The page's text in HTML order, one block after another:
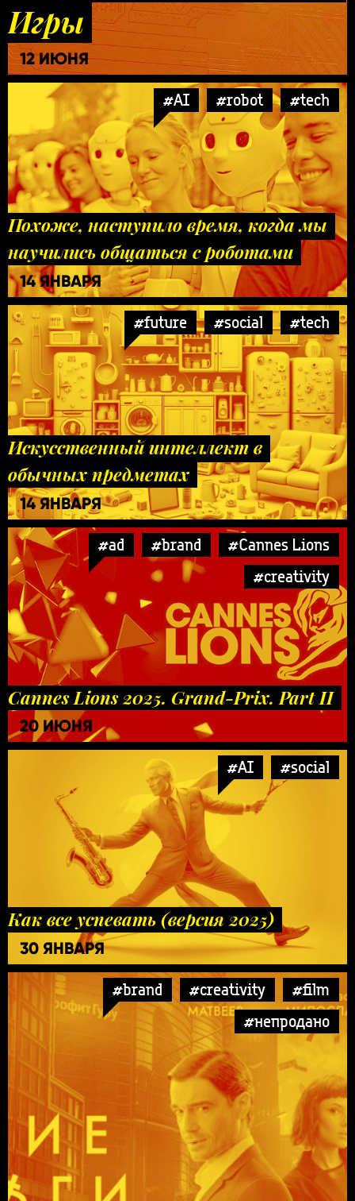
Игры
12 ИЮНЯ
#AI #robot #tech
Похоже, наступило время, когда мы
научились общаться с роботами
14 ЯНВАРЯ
#future #social #tech
Искусственный интеллект в
обычных предметах
14 ЯНВАРЯ
#ad #brand
#Cannes Lions
#creativity
Cannes Lions 2025. Grand-Prix. Part II
20 ИЮНЯ
#AI #social
Как все успевать (версия 2025)
30 ЯНВАРЯ
#brand #creativity
#film
#непродано